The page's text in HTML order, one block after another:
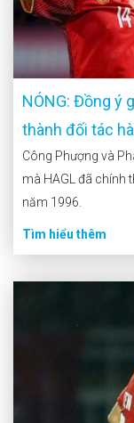
NÓNG: Đồng ý
thành đối tác
Công Phượng và
mà HAGL đã chính
năm 1996.
Tìm hiểu thêm